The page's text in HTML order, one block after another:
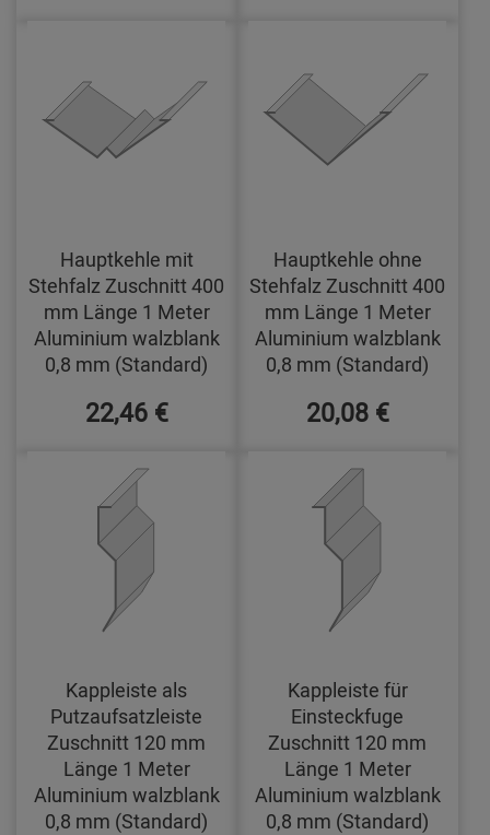
Hauptkehle mit
Stehfalz Zuschnitt 400
mm Länge 1 Meter
Aluminium walzblank
0,8 mm (Standard)
22,46 €
Hauptkehle ohne
Stehfalz Zuschnitt 400
mm Länge 1 Meter
Aluminium walzblank
0,8 mm (Standard)
20,08 €
Kappleiste als
Putzaufsatzleiste
Zuschnitt 120 mm
Länge 1 Meter
Aluminium walzblank
0,8 mm (Standard)
Kappleiste für
Einsteckfuge
Zuschnitt 120 mm
Länge 1 Meter
Aluminium walzblank
0,8 mm (Standard)